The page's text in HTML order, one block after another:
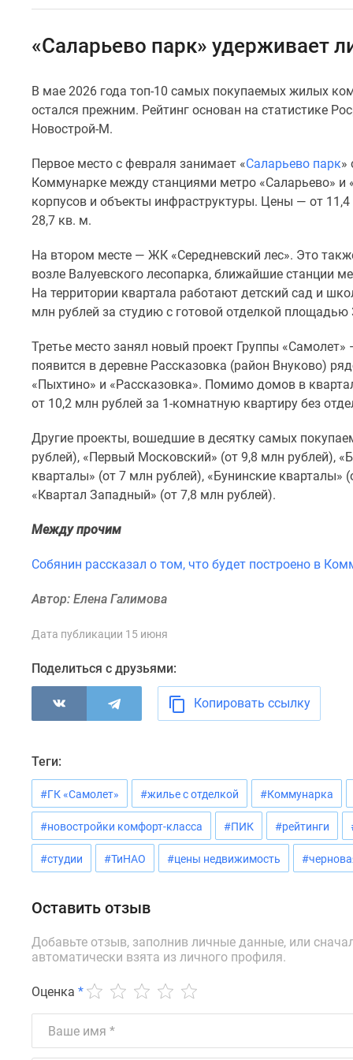
помещения
застройщики
Панорамы
новостроек
новостроек
Экспертиза
новостроек
Экология
Москвы
Подмосковья
комнатные
комнатные
Квартиры
калькулятор
Семейная
ипотека
Военная
Медиа
недвижимости
эксперта
рынка
Покупателю
новостроек
авторы
Контакты
Реклама
#траншевая
ипотека
Квартиры
скидками
«Саларьево парк» удерживает
В мае 2026 года топ-10 самых покупаемых жилых
остался прежним. Рейтинг основан на статистике
Новострой-М.
Первое место с февраля занимает «Саларьево парк»
Коммунарке между станциями метро «Саларьево» и
корпусов и объекты инфраструктуры. Цены — от
28,7 кв. м.
На втором месте — ЖК «Середневский лес». Это
возле Валуевского лесопарка, ближайшие станции
На территории квартала работают детский сад и
млн рублей за студию с готовой отделкой площадью
Третье место занял новый проект Группы
появится в деревне Рассказовка (район Внуково)
«Пыхтино» и «Рассказовка». Помимо домов в
от 10,2 млн рублей за 1-комнатную квартиру без
Другие проекты, вошедшие в десятку самых
рублей), «Первый Московский» (от 9,8 млн рублей),
кварталы» (от 7 млн рублей), «Бунинские кварталы»
«Квартал Западный» (от 7,8 млн рублей).
Между прочим
Собянин рассказал о том, что будет построено в
Автор: Елена Галимова
Дата публикации 15 июня
Поделиться с друзьями:
Копировать ссылку
Теги:
#ГК «Самолет» #жилье с отделкой #Коммунарка
#новостройки комфорт-класса #ПИК #рейтинги
#студии #ТиНАО #цены недвижимость
Оставить отзыв
Добавьте отзыв, заполнив личные данные, или
автоматически взята из личного профиля.
Оценка *